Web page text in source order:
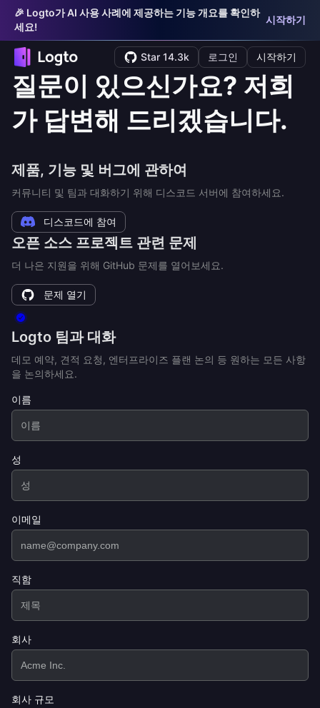
🎉 Logto가 AI 사용 사례에 제공하는 기능 개요를 확인하
세요!
시작하기
Star 14.3k 로그인 시작하기
질문이 있으신가요? 저희
가 답변해 드리겠습니다.
제품, 기능 및 버그에 관하여
커뮤니티 및 팀과 대화하기 위해 디스코드 서버에 참여하세요.
디스코드에 참여
오픈 소스 프로젝트 관련 문제
더 나은 지원을 위해 GitHub 문제를 열어보세요.
문제 열기
Logto 팀과 대화
데모 예약, 견적 요청, 엔터프라이즈 플랜 논의 등 원하는 모든 사항
을 논의하세요.
이름
성
이메일
직함
회사
회사 규모